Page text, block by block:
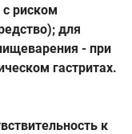
риском
для
- при
гастритах.
к